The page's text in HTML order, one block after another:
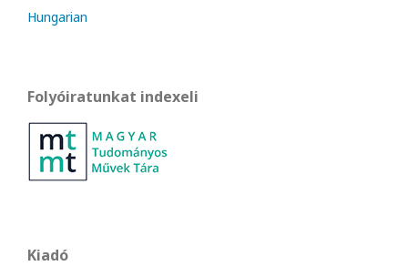
Hungarian
Folyóiratunkat indexeli
Kiadó